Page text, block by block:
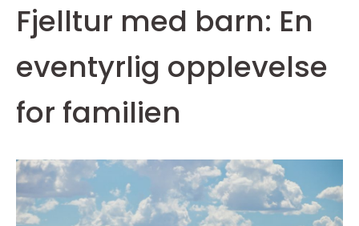
Fjelltur med barn: En
eventyrlig opplevelse
for familien